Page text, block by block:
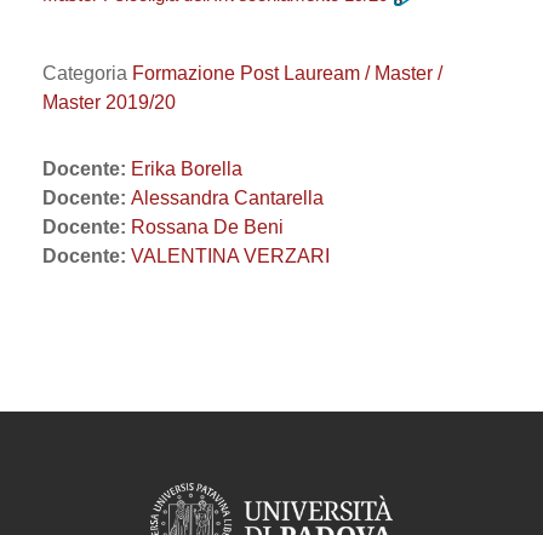
Categoria Formazione Post Lauream / Master /
Master 2019/20
Docente: Erika Borella
Docente: Alessandra Cantarella
Docente: Rossana De Beni
Docente: VALENTINA VERZARI